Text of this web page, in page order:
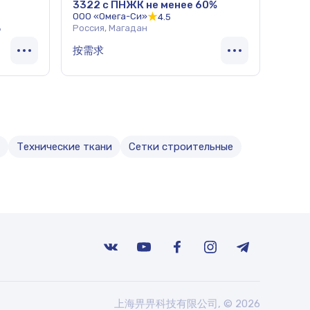
3322 с ПНЖК не менее 60%
ООО «Омега-Си»
4.5
Россия, Магадан
按需求
Технические ткани Сетки строительные
上海畀畀科技有限公司, © 2026